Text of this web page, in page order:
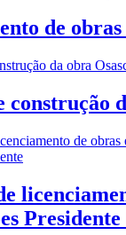
de
construção